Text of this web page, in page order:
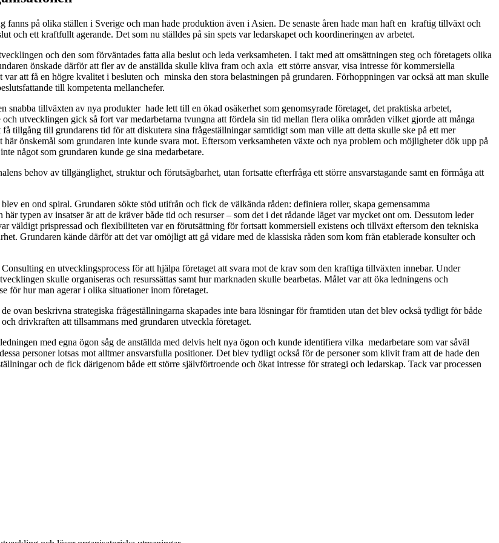
på olika ställen i Sverige och man hade produktion även i Asien. De senaste åren hade man haft en kraftig tillväxt och
och ett kraftfullt agerande. Det som nu ställdes på sin spets var ledarskapet och koordineringen av arbetet.
och den som förväntades fatta alla beslut och leda verksamheten. I takt med att omsättningen steg och företagets olika
önskade därför att fler av de anställda skulle kliva fram och axla ett större ansvar, visa intresse för kommersiella
att få en högre kvalitet i besluten och minska den stora belastningen på grundaren. Förhoppningen var också att man skulle
till kompetenta mellanchefer.
tillväxten av nya produkter hade lett till en ökad osäkerhet som genomsyrade företaget, det praktiska arbetet,
utvecklingen gick så fort var medarbetarna tvungna att fördela sin tid mellan flera olika områden vilket gjorde att många
tillgång till grundarens tid för att diskutera sina frågeställningar samtidigt som man ville att detta skulle ske på ett mer
önskemål som grundaren inte kunde svara mot. Eftersom verksamheten växte och nya problem och möjligheter dök upp på
något som grundaren kunde ge sina medarbetare.
behov av tillgänglighet, struktur och förutsägbarhet, utan fortsatte efterfråga ett större ansvarstagande samt en förmåga att
en ond spiral. Grundaren sökte stöd utifrån och fick de välkända råden: definiera roller, skapa gemensamma
typen av insatser är att de kräver både tid och resurser – som det i det rådande läget var mycket ont om. Dessutom leder
väldigt prispressad och flexibiliteten var en förutsättning för fortsatt kommersiell existens och tillväxt eftersom den tekniska
Grundaren kände därför att det var omöjligt att gå vidare med de klassiska råden som kom från etablerade konsulter och
en utvecklingsprocess för att hjälpa företaget att svara mot de krav som den kraftiga tillväxten innebar. Under
skulle organiseras och resurssättas samt hur marknaden skulle bearbetas. Målet var att öka ledningens och
för hur man agerar i olika situationer inom företaget.
ovan beskrivna strategiska frågeställningarna skapades inte bara lösningar för framtiden utan det blev också tydligt för både
drivkraften att tillsammans med grundaren utveckla företaget.
med egna ögon såg de anställda med delvis helt nya ögon och kunde identifiera vilka medarbetare som var såväl
personer lotsas mot alltmer ansvarsfulla positioner. Det blev tydligt också för de personer som klivit fram att de hade den
och de fick därigenom både ett större självförtroende och ökat intresse för strategi och ledarskap. Tack var processen